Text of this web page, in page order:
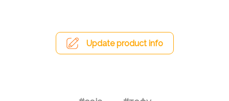
Update product info